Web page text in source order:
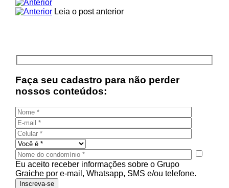
Leia o post anterior
Faça seu cadastro para não perder
nossos conteúdos:
Eu aceito receber informações sobre o Grupo
Graiche por e-mail, Whatsapp, SMS e/ou telefone.